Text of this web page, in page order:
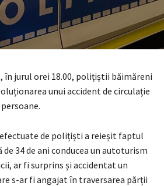
în jurul orei 18.00, polițiștii băimăreni
unui accident de circulație
de polițiști a reieșit faptul
34 de ani conducea un autoturism
ar fi surprins și accidentat un
s-ar fi angajat în traversarea părții